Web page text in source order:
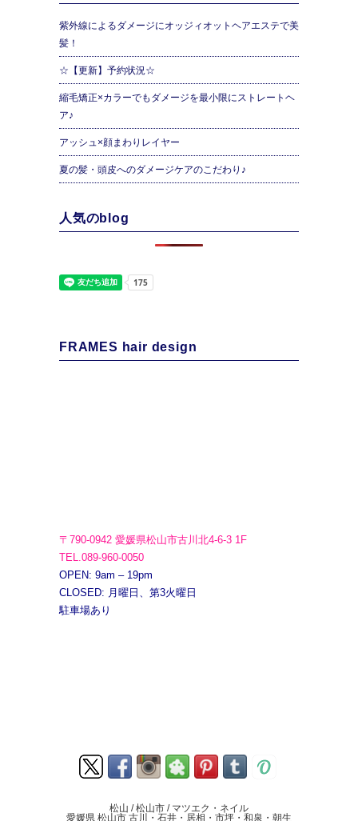
紫外線によるダメージにオッジィオットヘアエステで美
髪！
☆【更新】予約状況☆
縮毛矯正×カラーでもダメージを最小限にストレートヘ
ア♪
アッシュ×顔まわりレイヤー
夏の髪・頭皮へのダメージケアのこだわり♪
人気のblog
FRAMES hair design
〒790-0942 愛媛県松山市古川北4-6-3 1F
TEL.089-960-0050
OPEN: 9am – 19pm
CLOSED: 月曜日、第3火曜日
駐車場あり
松山 / 松山市 / マツエク・ネイル
愛媛県 松山市 古川・石井・居相・市坪・和泉・朝生